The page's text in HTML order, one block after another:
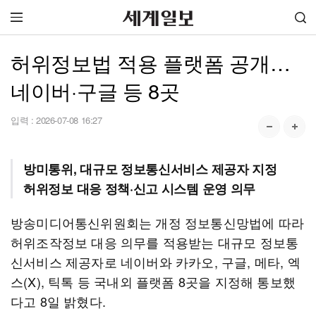
허위정보법 적용 플랫폼 공개…
네이버·구글 등 8곳
입력 : 2026-07-08 16:27
방미통위, 대규모 정보통신서비스 제공자 지정
허위정보 대응 정책·신고 시스템 운영 의무
방송미디어통신위원회는 개정 정보통신망법에 따라
허위조작정보 대응 의무를 적용받는 대규모 정보통
신서비스 제공자로 네이버와 카카오, 구글, 메타, 엑
스(X), 틱톡 등 국내외 플랫폼 8곳을 지정해 통보했
다고 8일 밝혔다.